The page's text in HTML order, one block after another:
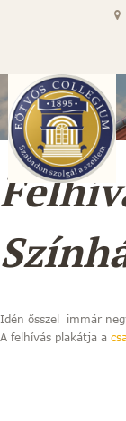
Idén ősszel immár
A felhívás plakátja a